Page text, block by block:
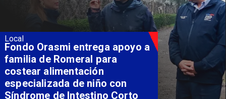
Local
Sello Artesanía Indígena abre
su convocatoria 2026 con
postulaciones hasta el 7 de
agosto